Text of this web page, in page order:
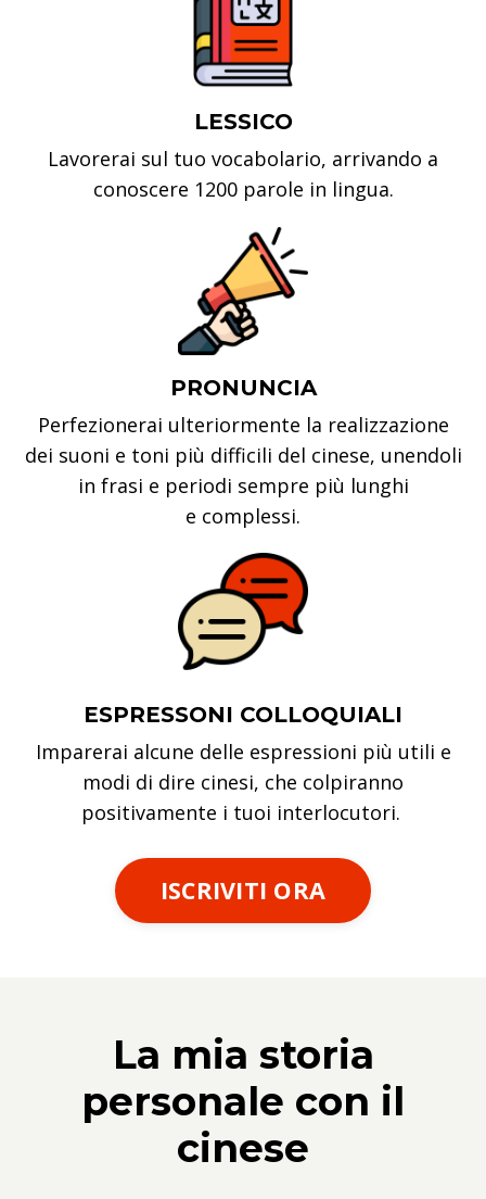
LESSICO
Lavorerai sul tuo vocabolario, arrivando a
conoscere 1200 parole in lingua.
PRONUNCIA
Perfezionerai ulteriormente la realizzazione
dei suoni e toni più difficili del cinese, unendoli
in frasi e periodi sempre più lunghi
e complessi.
ESPRESSONI COLLOQUIALI
Imparerai alcune delle espressioni più utili e
modi di dire cinesi, che colpiranno
positivamente i tuoi interlocutori.
ISCRIVITI ORA
La mia storia
personale con il
cinese